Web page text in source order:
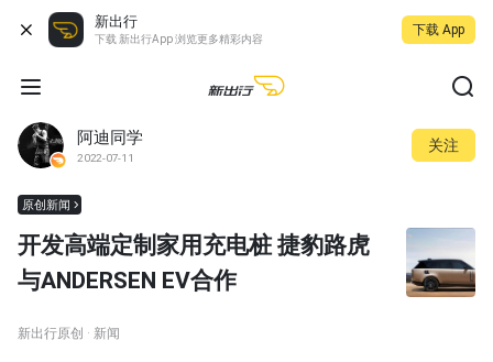
新出行
下载 新出行App 浏览更多精彩内容
下载 App
阿迪同学
2022-07-11
关注
原创新闻
开发高端定制家用充电桩 捷豹路虎
与ANDERSEN EV合作
新出行原创 · 新闻